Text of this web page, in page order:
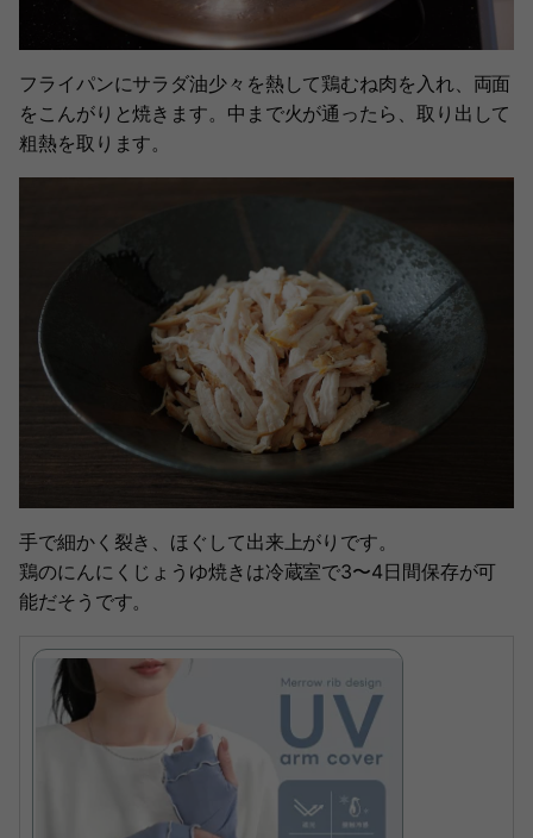
フライパンにサラダ油少々を熱して鶏むね肉を入れ、両面
をこんがりと焼きます。中まで火が通ったら、取り出して
粗熱を取ります。
手で細かく裂き、ほぐして出来上がりです。
鶏のにんにくじょうゆ焼きは冷蔵室で3〜4日間保存が可
能だそうです。